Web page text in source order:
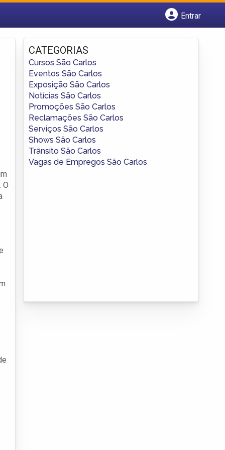
Entrar
Fazer login
Criar conta
O
CATEGORIAS
Cursos São Carlos
Eventos São Carlos
Exposição São Carlos
Notícias São Carlos
Promoções São Carlos
Reclamações São Carlos
Serviços São Carlos
Shows São Carlos
Trânsito São Carlos
Vagas de Empregos São Carlos